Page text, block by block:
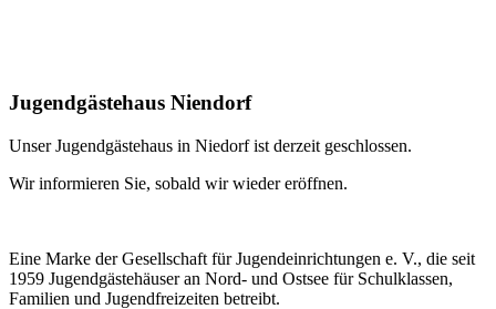
Jugendgästehaus Niendorf
Unser Jugendgästehaus in Niedorf ist derzeit geschlossen.
Wir informieren Sie, sobald wir wieder eröffnen.
Eine Marke der Gesellschaft für Jugendeinrichtungen e. V., die seit
1959 Jugendgästehäuser an Nord- und Ostsee für Schulklassen,
Familien und Jugendfreizeiten betreibt.